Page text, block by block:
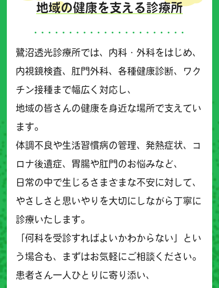
地域の健康を支える診療所
鷺沼透光診療所では、内科・外科をはじめ、
内視鏡検査、肛門外科、各種健康診断、ワク
チン接種まで幅広く対応し、
地域の皆さんの健康を身近な場所で支えてい
ます。
体調不良や生活習慣病の管理、発熱症状、コ
ロナ後遺症、胃腸や肛門のお悩みなど、
日常の中で生じるさまざまな不安に対して、
やさしさと思いやりを大切にしながら丁寧に
診療いたします。
「何科を受診すればよいかわからない」とい
う場合も、まずはお気軽にご相談ください。
患者さん一人ひとりに寄り添い、